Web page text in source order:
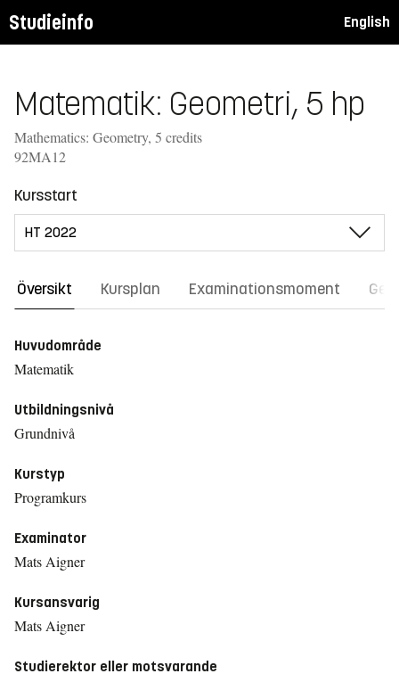
Studieinfo English
Matematik: Geometri, 5 hp
Mathematics: Geometry, 5 credits
92MA12
Kursstart
Översikt Kursplan Examinationsmoment
Huvudområde
Matematik
Utbildningsnivå
Grundnivå
Kurstyp
Programkurs
Examinator
Mats Aigner
Kursansvarig
Mats Aigner
Studierektor eller motsvarande